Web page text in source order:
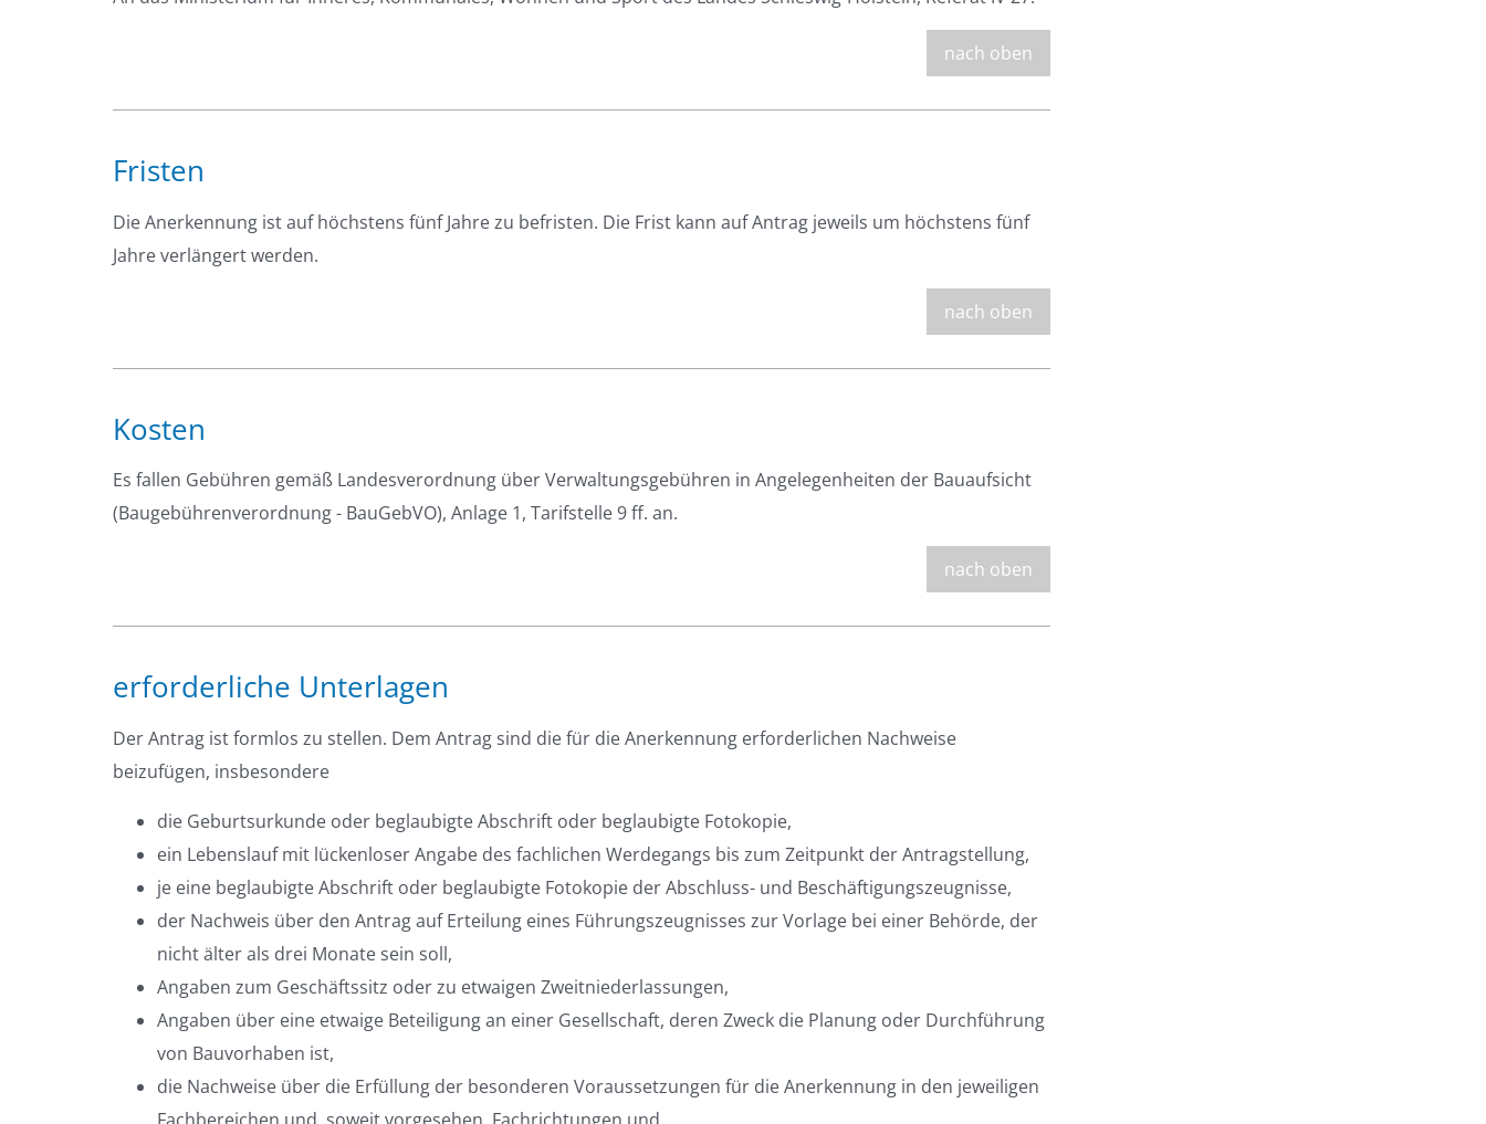
nach oben
Fristen
Die Anerkennung ist auf höchstens fünf Jahre zu befristen. Die Frist kann auf Antrag jeweils um höchstens fünf
Jahre verlängert werden.
nach oben
Kosten
Es fallen Gebühren gemäß Landesverordnung über Verwaltungsgebühren in Angelegenheiten der Bauaufsicht
(Baugebührenverordnung - BauGebVO), Anlage 1, Tarifstelle 9 ff. an.
nach oben
erforderliche Unterlagen
Der Antrag ist formlos zu stellen. Dem Antrag sind die für die Anerkennung erforderlichen Nachweise
beizufügen, insbesondere
die Geburtsurkunde oder beglaubigte Abschrift oder beglaubigte Fotokopie,
ein Lebenslauf mit lückenloser Angabe des fachlichen Werdegangs bis zum Zeitpunkt der Antragstellung,
je eine beglaubigte Abschrift oder beglaubigte Fotokopie der Abschluss- und Beschäftigungszeugnisse,
der Nachweis über den Antrag auf Erteilung eines Führungszeugnisses zur Vorlage bei einer Behörde, der
nicht älter als drei Monate sein soll,
Angaben zum Geschäftssitz oder zu etwaigen Zweitniederlassungen,
Angaben über eine etwaige Beteiligung an einer Gesellschaft, deren Zweck die Planung oder Durchführung
von Bauvorhaben ist,
die Nachweise über die Erfüllung der besonderen Voraussetzungen für die Anerkennung in den jeweiligen
Fachbereichen und, soweit vorgesehen, Fachrichtungen und